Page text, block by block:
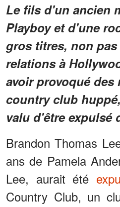
Le fils d'un ancien
Playboy et d'une
gros titres, non
relations à
avoir provoqué des
country club
valu d'être expulsé
Brandon Thomas
ans de Pamela
Lee, aurait été
Country Club, un